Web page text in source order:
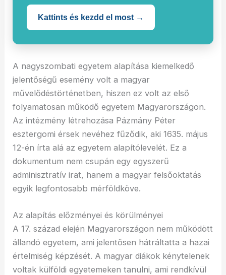
Kattints és kezdd el most →
A nagyszombati egyetem alapítása kiemelkedő
jelentőségű esemény volt a magyar
művelődéstörténetben, hiszen ez volt az első
folyamatosan működő egyetem Magyarországon.
Az intézmény létrehozása Pázmány Péter
esztergomi érsek nevéhez fűződik, aki 1635. május
12-én írta alá az egyetem alapítólevelét. Ez a
dokumentum nem csupán egy egyszerű
adminisztratív irat, hanem a magyar felsőoktatás
egyik legfontosabb mérföldköve.
Az alapítás előzményei és körülményei
A 17. század elején Magyarországon nem működött
állandó egyetem, ami jelentősen hátráltatta a hazai
értelmiség képzését. A magyar diákok kénytelenek
voltak külföldi egyetemeken tanulni, ami rendkívül